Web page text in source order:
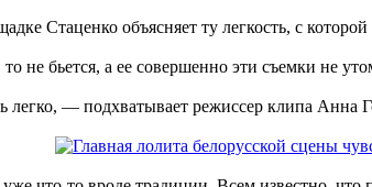
Стаценко объясняет ту легкость, с
не бьется, а ее совершенно эти съемки не
— подхватывает режиссер клипа Анна